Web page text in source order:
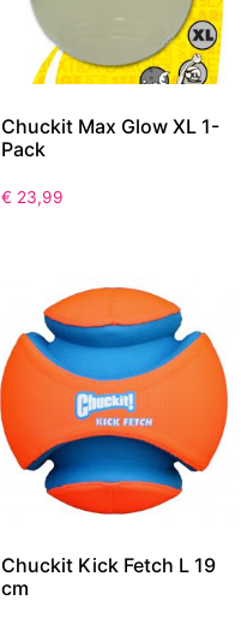
Chuckit Max Glow XL 1-
Pack
€ 23,99
Chuckit Kick Fetch L 19
cm